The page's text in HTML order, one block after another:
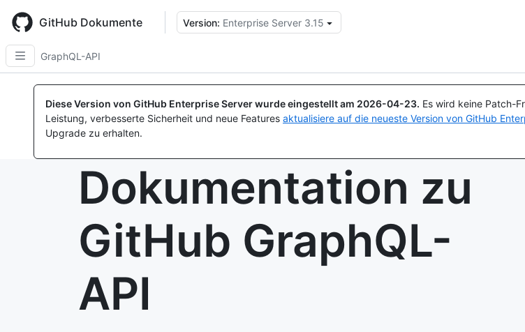
main
content
GitHub Dokumente Version: Enterprise Server 3.15
GraphQL-API
Diese Version von GitHub Enterprise Server wurde eingestellt am 2026-04-23. Es wird keine Patch-
Leistung, verbesserte Sicherheit und neue Features aktualisiere auf die neueste Version von GitHub
Upgrade zu erhalten.
Dokumentation zu
GitHub GraphQL-
API